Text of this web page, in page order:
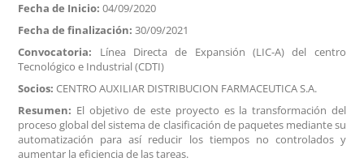
Fecha de Inicio: 04/09/2020
Fecha de finalización: 30/09/2021
Convocatoria: Línea Directa de Expansión (LIC-A) del centro
Tecnológico e Industrial (CDTI)
Socios: CENTRO AUXILIAR DISTRIBUCION FARMACEUTICA S.A.
Resumen: El objetivo de este proyecto es la transformación del
proceso global del sistema de clasificación de paquetes mediante su
automatización para así reducir los tiempos no controlados y
aumentar la eficiencia de las tareas.